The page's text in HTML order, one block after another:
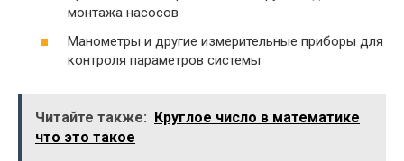
монтажа насосов
Манометры и другие измерительные приборы для
контроля параметров системы
Читайте также: Круглое число в математике
что это такое